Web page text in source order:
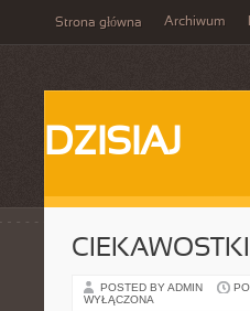
Strona główna Archiwum
DZISIAJ
POSTED BY ADMIN
WYŁĄCZONA